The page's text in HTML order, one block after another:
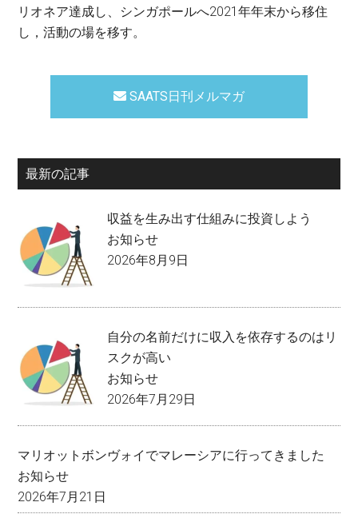
リオネア達成し、シンガポールへ2021年年末から移住
し，活動の場を移す。
SAATS日刊メルマガ
最新の記事
収益を生み出す仕組みに投資しよう
お知らせ
2026年8月9日
自分の名前だけに収入を依存するのはリ
スクが高い
お知らせ
2026年7月29日
マリオットボンヴォイでマレーシアに行ってきました
お知らせ
2026年7月21日